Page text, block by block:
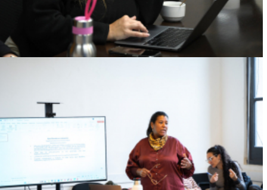
UNIVERSIDAD ANTIRRACISTA:
EXPERIENCIAS, DESAFÍOS Y
EN EL PRIMER ENCUENTRO
DEL CICLO IMPULSADO POR LA UDELAR
Ver más